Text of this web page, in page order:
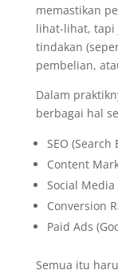
memastikan
lihat-lihat, tapi
tindakan
pembelian,
Dalam
berbagai hal
SEO
Content
Social
Conversion
Paid Ads
Semua itu